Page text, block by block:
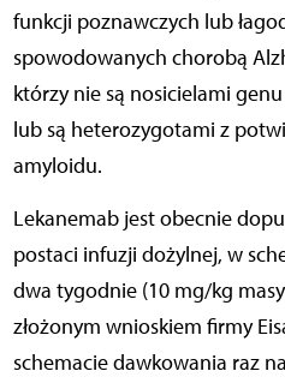
funkcji poznawczych lub
spowodowanych chorobą
którzy nie są nosicielami
lub są heterozygotami z
amyloidu.
Lekanemab jest obecnie
postaci infuzji dożylnej, w
dwa tygodnie (10 mg/kg
złożonym wnioskiem firmy
schemacie dawkowania raz